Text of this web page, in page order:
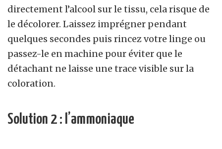
directement l’alcool sur le tissu, cela risque de
le décolorer. Laissez imprégner pendant
quelques secondes puis rincez votre linge ou
passez-le en machine pour éviter que le
détachant ne laisse une trace visible sur la
coloration.
Solution 2 : l’ammoniaque